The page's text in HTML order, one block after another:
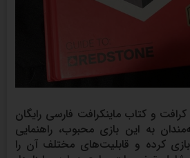
و کتاب ماینکرافت فارسی رایگان
به این بازی محبوب، راهنمایی
بازی کرده و قابلیت‌های مختلف آن را